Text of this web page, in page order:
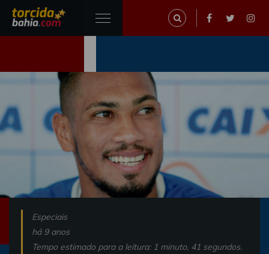
Especiais
há 9 anos
Tempo estimado para a leitura: 1 minuto, 41 segundos.